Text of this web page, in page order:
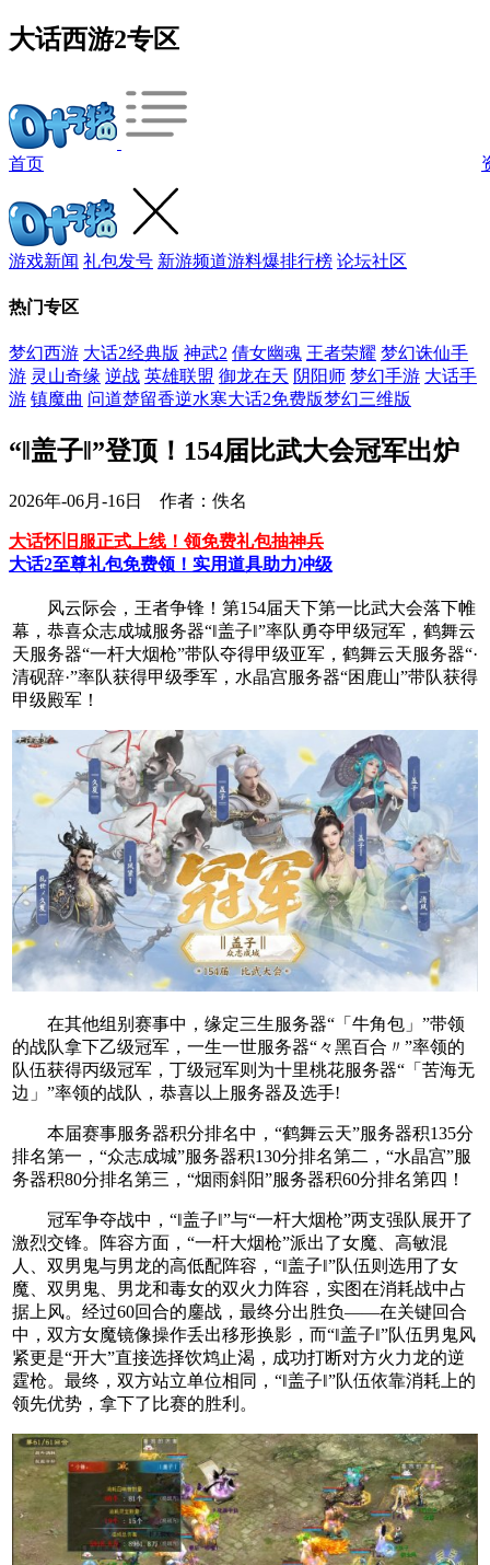
大话西游2专区
首页
游戏新闻 礼包发号 新游频道游料爆排行榜 论坛社区
热门专区
梦幻西游 大话2经典版 神武2 倩女幽魂 王者荣耀 梦幻诛仙手
游 灵山奇缘 逆战 英雄联盟 御龙在天 阴阳师 梦幻手游 大话手
游 镇魔曲 问道楚留香逆水寒大话2免费版梦幻三维版
“‖盖子‖”登顶！154届比武大会冠军出炉
2026年-06月-16日 作者：佚名
大话怀旧服正式上线！领免费礼包抽神兵
大话2至尊礼包免费领！实用道具助力冲级
风云际会，王者争锋！第154届天下第一比武大会落下帷
幕，恭喜众志成城服务器“‖盖子‖”率队勇夺甲级冠军，鹤舞云
天服务器“一杆大烟枪”带队夺得甲级亚军，鹤舞云天服务器“·
清砚辞·”率队获得甲级季军，水晶宫服务器“困鹿山”带队获得
甲级殿军！
在其他组别赛事中，缘定三生服务器“「牛角包」”带领
的战队拿下乙级冠军，一生一世服务器“々黑百合〃”率领的
队伍获得丙级冠军，丁级冠军则为十里桃花服务器“「苦海无
边」”率领的战队，恭喜以上服务器及选手!
本届赛事服务器积分排名中，“鹤舞云天”服务器积135分
排名第一，“众志成城”服务器积130分排名第二，“水晶宫”服
务器积80分排名第三，“烟雨斜阳”服务器积60分排名第四！
冠军争夺战中，“‖盖子‖”与“一杆大烟枪”两支强队展开了
激烈交锋。阵容方面，“一杆大烟枪”派出了女魔、高敏混
人、双男鬼与男龙的高低配阵容，“‖盖子‖”队伍则选用了女
魔、双男鬼、男龙和毒女的双火力阵容，实图在消耗战中占
据上风。经过60回合的鏖战，最终分出胜负——在关键回合
中，双方女魔镜像操作丢出移形换影，而“‖盖子‖”队伍男鬼风
紧更是“开大”直接选择饮鸩止渴，成功打断对方火力龙的逆
霆枪。最终，双方站立单位相同，“‖盖子‖”队伍依靠消耗上的
领先优势，拿下了比赛的胜利。